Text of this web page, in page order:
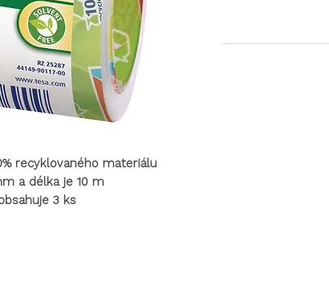
recyklovaného materiálu
a délka je 10 m
3 ks